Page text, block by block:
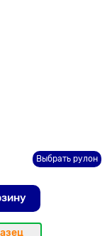
Выбрать рулон